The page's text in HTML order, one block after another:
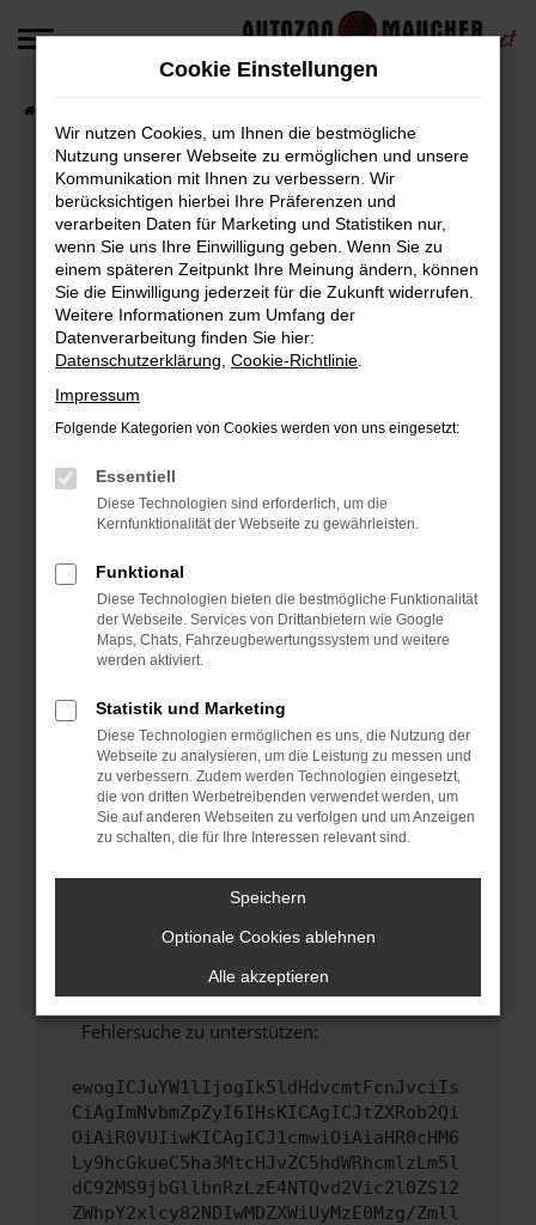
Zum
Fehler: Network Error
Beim Laden ist ein Fehler aufgetreten.
Hier sind ein paar Tipps, die dir helfen können:
Überprüfe deine Firewall und deine
Internetverbindung.
Laden andere Webseiten, zum Beispiel deine
Manche Erweiterungen, wie Werbeblocker,
können das Laden bestimmter Seiten
verhindern. Funktioniert die Seite in einem
Fenster?
Starte dein Gerät neu.
Das kann manchmal helfen, vorübergehende
Probleme zu beheben.
Stelle sicher, dass dein Browser und dein
Betriebssystem auf dem neuesten Stand
sind.
Veraltete Software birgt nicht nur ein
Sicherheitsrisiko, sondern kann auch dazu
führen, dass bestimmte Funktionen nicht mehr
Wende dich an den Webseitenbetreiber.
Wenn du alle oben genannten Schritte versucht
hast, kontaktiere uns bitte. Wir werden
versuchen, das Problem zu beheben. Du kannst
uns diesen Text schicken, um uns bei der
Fehlersuche zu unterstützen:
ewogICJuYW1lIjogIk5ldHdvcmtFcnJvciIs
CiAgImNvbmZpZyI6IHsKICAgICJtZXRob2Qi
OiAiR0VUIiwKICAgICJ1cmwiOiAiaHR0cHM6
Ly9hcGkueC5ha3MtcHJvZC5hdWRhcmlzLm5l
dC92MS9jbGllbnRzLzE4NTQvd2Vic2l0ZS12
ZWhpY2xlcy82NDIwMDZXWiUyMzE0Mzg/Zmll
Cookie Einstellungen
Wir nutzen Cookies, um Ihnen die bestmögliche
Nutzung unserer Webseite zu ermöglichen und unsere
Kommunikation mit Ihnen zu verbessern. Wir
berücksichtigen hierbei Ihre Präferenzen und
verarbeiten Daten für Marketing und Statistiken nur,
wenn Sie uns Ihre Einwilligung geben. Wenn Sie zu
einem späteren Zeitpunkt Ihre Meinung ändern, können
Sie die Einwilligung jederzeit für die Zukunft widerrufen.
Weitere Informationen zum Umfang der
Datenverarbeitung finden Sie hier:
Datenschutzerklärung Cookie-Richtlinie
Impressum
Folgende Kategorien von Cookies werden von uns eingesetzt:
Essentiell
Diese Technologien sind erforderlich, um die
Kernfunktionalität der Webseite zu gewährleisten.
Funktional
Diese Technologien bieten die bestmögliche Funktionalität
der Webseite. Services von Drittanbietern wie Google
Maps, Chats, Fahrzeugbewertungssystem und weitere
werden aktiviert.
Statistik und Marketing
Diese Technologien ermöglichen es uns, die Nutzung der
Webseite zu analysieren, um die Leistung zu messen und
zu verbessern. Zudem werden Technologien eingesetzt,
die von dritten Werbetreibenden verwendet werden, um
Sie auf anderen Webseiten zu verfolgen und um Anzeigen
zu schalten, die für Ihre Interessen relevant sind.
Speichern
Optionale Cookies ablehnen
Alle akzeptieren